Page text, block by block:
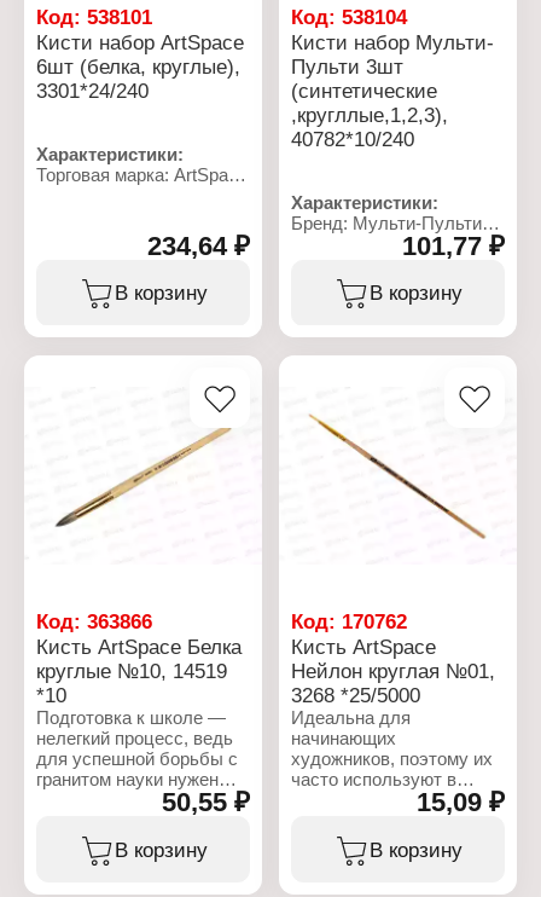
Код: 538101
Кисти набор ArtSpace
6шт (белка, круглые),
3301*24/240
Характеристики:
Торговая марка: ArtSpace
Назначение: для
рисования
Модель: № 1,3,5,7,9,11
Форма: круглые
Вид ворса: белка
234,64 ₽
В корзину
Код:538104
Кисти набор Мульти-
Пульти 3шт
(синтетические
,кругллые,1,2,3),
40782*10/240
Характеристики:
Бренд: Мульти-Пульти
Артикул: 40782
кистей
Назначение: для
Вид ворса: синтетика
101,77 ₽
В корзину
Код: 363866
Кисть ArtSpace Белка
круглые №10, 14519
*10
Подготовка к школе —
нелегкий процесс, ведь
для успешной борьбы с
гранитом науки нужен
широкий перечень
товаров, которые всегда
должны быть с собой
или под рукой. Но его
50,55 ₽
В корзину
Код: 170762
Кисть ArtSpace
Нейлон круглая №01,
3268 *25/5000
Идеальна для
начинающих
художников, поэтому их
часто используют в
учреждениях. Кисть
круглой формы с
15,09 ₽
В корзину